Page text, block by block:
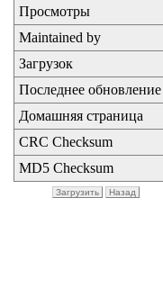
Просмотры
Maintained by
Загрузок
Последнее обновление
Домашняя страница
CRC Checksum
MD5 Checksum
Загрузить Назад